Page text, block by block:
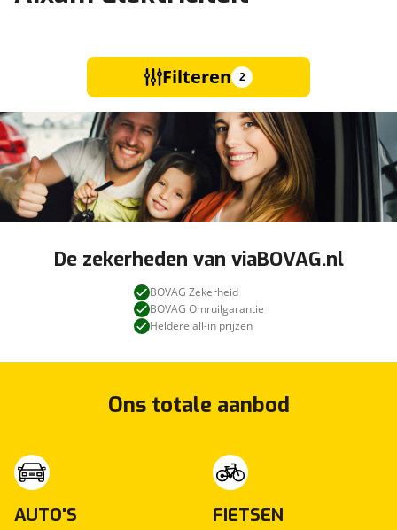
Filteren 2
De zekerheden van viaBOVAG.nl
BOVAG Zekerheid
BOVAG Omruilgarantie
Heldere all-in prijzen
Ons totale aanbod
AUTO'S FIETSEN